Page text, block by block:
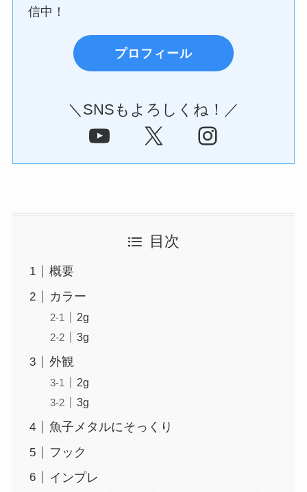
信中！
プロフィール
＼SNSもよろしくね！／
YouTube X Instagram
目次
概要
カラー
2g
3g
外観
2g
3g
魚子メタルにそっくり
フック
インプレ